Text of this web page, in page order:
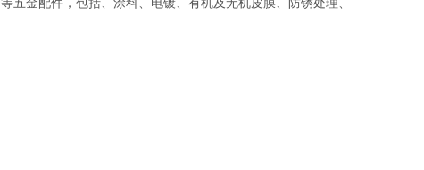
金配件，包括、涂料、电镀、有机及无机皮膜、防锈处理、